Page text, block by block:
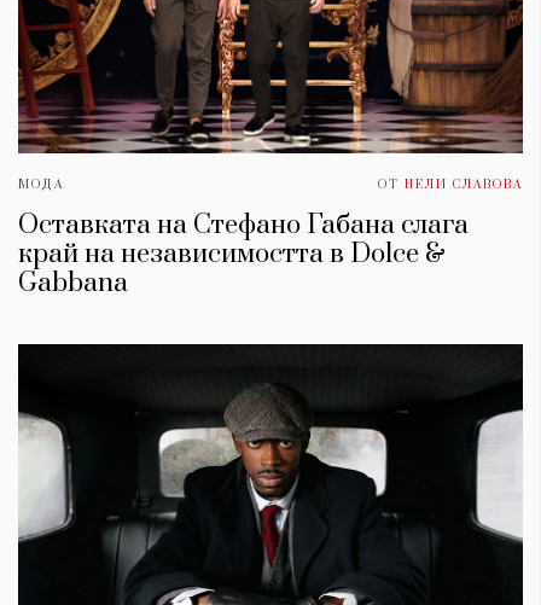
МОДА ОТ НЕЛИ СЛАВОВА
Оставката на Стефано Габана слага
край на независимостта в Dolce &
Gabbana